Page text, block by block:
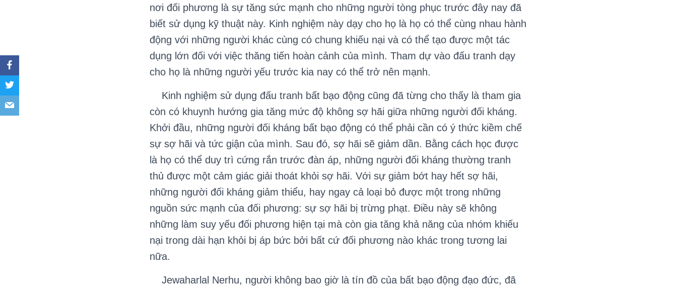
nơi đối phương là sự tăng sức mạnh cho những người tòng phục trước đây nay đã
biết sử dụng kỹ thuật này. Kinh nghiệm này dạy cho họ là họ có thể cùng nhau hành
động với những người khác cùng có chung khiếu nại và có thể tạo được một tác
dụng lớn đối với việc thăng tiến hoàn cảnh của mình. Tham dự vào đấu tranh dạy
cho họ là những người yếu trước kia nay có thể trở nên mạnh.
Kinh nghiệm sử dụng đấu tranh bất bạo động cũng đã từng cho thấy là tham gia
còn có khuynh hướng gia tăng mức độ không sợ hãi giữa những người đối kháng.
Khởi đầu, những người đối kháng bất bạo động có thể phải cần có ý thức kiềm chế
sự sợ hãi và tức giận của mình. Sau đó, sợ hãi sẽ giảm dần. Bằng cách học được
là họ có thể duy trì cứng rắn trước đàn áp, những người đối kháng thường tranh
thủ được một cảm giác giải thoát khỏi sợ hãi. Với sự giảm bớt hay hết sợ hãi,
những người đối kháng giảm thiểu, hay ngay cả loại bỏ được một trong những
nguồn sức mạnh của đối phương: sự sợ hãi bị trừng phạt. Điều này sẽ không
những làm suy yếu đối phương hiện tại mà còn gia tăng khả năng của nhóm khiếu
nại trong dài hạn khỏi bị áp bức bởi bất cứ đối phương nào khác trong tương lai
nữa.
Jewaharlal Nerhu, người không bao giờ là tín đồ của bất bạo động đạo đức, đã